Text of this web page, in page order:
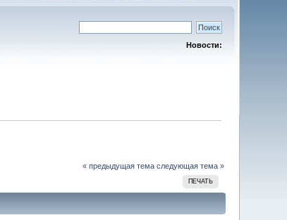
Новости:
« предыдущая тема следующая тема »
ПЕЧАТЬ